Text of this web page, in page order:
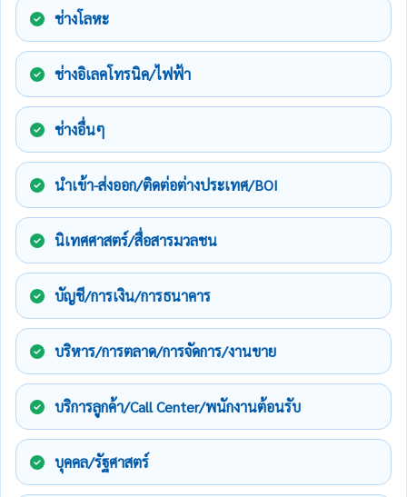
ช่างโลหะ
ช่างอิเลคโทรนิค/ไฟฟ้า
ช่างอื่นๆ
นำเข้า-ส่งออก/ติดต่อต่างประเทศ/BOI
นิเทศศาสตร์/สื่อสารมวลชน
บัญชี/การเงิน/การธนาคาร
บริหาร/การตลาด/การจัดการ/งานขาย
บริการลูกค้า/Call Center/พนักงานต้อนรับ
บุคคล/รัฐศาสตร์